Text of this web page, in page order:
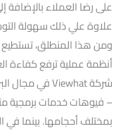
على رضا العملاء
علاوة علي ذلك سهولة
ومن هذا المنطلق، تستطيع
أنظمة عملية ترفع كفاءة
– فيوهات خدمات برمجية
بمختلف أحجامها. بينما في